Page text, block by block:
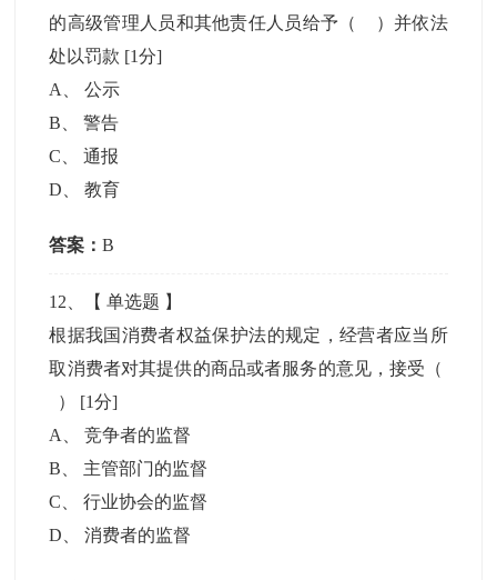
的高级管理人员和其他责任人员给予（ ）并依法
处以罚款 [1分]
A
、公示
B 、警告
C 、通报
D 、教育
答案：B
12 、【单选题 】
根据我国消费者权益保护法的规定，经营者应当所
取消费者对其提供的商品或者服务的意见，接受（
） [1分]
A
、竞争者的监督
B
主管部门的监督
C 、行业协会的监督
D 、消费者的监督